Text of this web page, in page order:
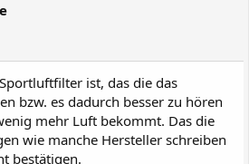
ist, das die das
bzw. es dadurch besser zu hören
mehr Luft bekommt. Das die
wie manche Hersteller schreiben
bestätigen.